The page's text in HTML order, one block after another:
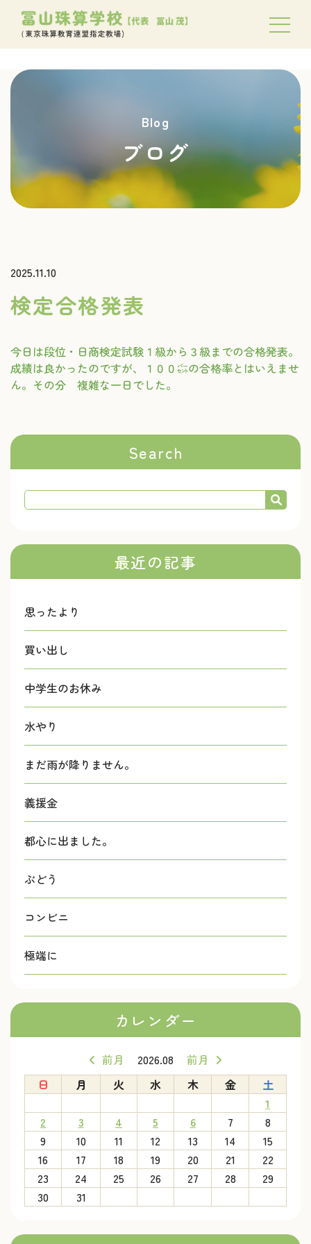
Blog
ブログ
2025.11.10
検定合格発表
今日は段位・日商検定試験１級から３級までの合格発表。
成績は良かったのですが、１００㌫の合格率とはいえませ
ん。その分 複雑な一日でした。
Search
最近の記事
思ったより
買い出し
中学生のお休み
水やり
まだ雨が降りません。
義援金
都心に出ました。
ぶどう
コンビニ
極端に
カレンダー
前月 2026.08
前月
日
月 火 水 木 金
土
1
2
3 4 5 6 7
8
9
10 11 12 13 14
15
16
17 18 19 20 21
22
23
24 25 26 27 28
29
30
31